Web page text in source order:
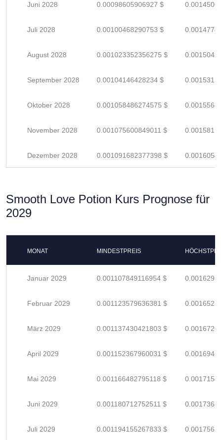
Juni 2028 0.00098605906927 $
Juli 2028 0.00100468290753 $
August 2028 0.001023352356275 $
September 2028 0.00104146428234 $
Oktober 2028 0.001058486274575 $
November 2028 0.001075600849011 $
Dezember 2028 0.001091682377398 $
Smooth Love Potion Kurs Prognose für
2029
MONAT MINDESTPREIS
Januar 2029 0.001107849116954 $
Februar 2029 0.001123579636381 $
März 2029 0.001137430421803 $
April 2029 0.001152367960031 $
Mai 2029 0.001166482795118 $
Juni 2029 0.001180712752511 $
Juli 2029 0.001194155267833 $